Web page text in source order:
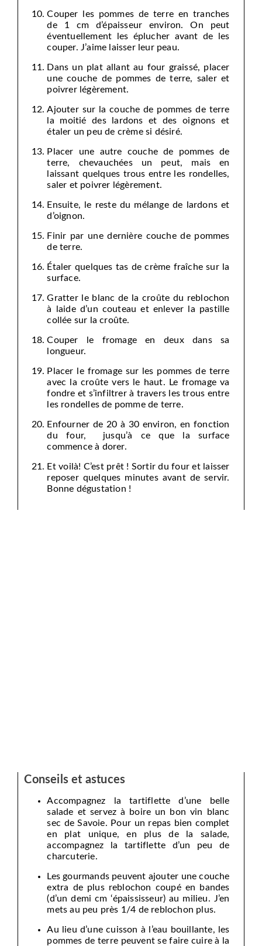
Couper les pommes de terre en tranches
de 1 cm d’épaisseur environ. On peut
éventuellement les éplucher avant de les
couper. J’aime laisser leur peau.
Dans un plat allant au four graissé, placer
une couche de pommes de terre, saler et
poivrer légèrement.
Ajouter sur la couche de pommes de terre
la moitié des lardons et des oignons et
étaler un peu de crème si désiré.
Placer une autre couche de pommes de
terre, chevauchées un peut, mais en
laissant quelques trous entre les rondelles,
saler et poivrer légèrement.
Ensuite, le reste du mélange de lardons et
d’oignon.
Finir par une dernière couche de pommes
de terre.
Étaler quelques tas de crème fraîche sur la
surface.
Gratter le blanc de la croûte du reblochon
à laide d’un couteau et enlever la pastille
collée sur la croûte.
Couper le fromage en deux dans sa
longueur.
Placer le fromage sur les pommes de terre
avec la croûte vers le haut. Le fromage va
fondre et s’infiltrer à travers les trous entre
les rondelles de pomme de terre.
Enfourner de 20 à 30 environ, en fonction
du four, jusqu’à ce que la surface
commence à dorer.
Et voilà! C’est prêt ! Sortir du four et laisser
reposer quelques minutes avant de servir.
Bonne dégustation !
Conseils et astuces
Accompagnez la tartiflette d’une belle
salade et servez à boire un bon vin blanc
sec de Savoie. Pour un repas bien complet
en plat unique, en plus de la salade,
accompagnez la tartiflette d’un peu de
charcuterie.
Les gourmands peuvent ajouter une couche
extra de plus reblochon coupé en bandes
(d’un demi cm ‘épaississeur) au milieu. J’en
mets au peu près 1/4 de reblochon plus.
Au lieu d’une cuisson à l’eau bouillante, les
pommes de terre peuvent se faire cuire à la